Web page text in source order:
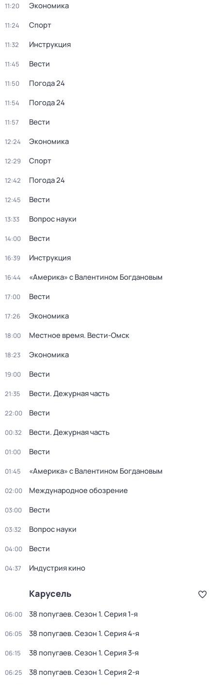
11:20 Экономика
11:24 Спорт
11:32 Инструкция
11:45 Вести
11:50 Погода 24
11:54 Погода 24
11:57 Вести
12:24 Экономика
12:29 Спорт
12:42 Погода 24
12:45 Вести
13:33 Вопрос науки
14:00 Вести
16:39 Инструкция
16:44 «Америка» с Валентином Богдановым
17:00 Вести
17:26 Экономика
18:00 Местное время. Вести-Омск
18:23 Экономика
19:00 Вести
21:35 Вести. Дежурная часть
22:00 Вести
00:32 Вести. Дежурная часть
01:00 Вести
01:45 «Америка» с Валентином Богдановым
02:00 Международное обозрение
03:00 Вести
03:32 Вопрос науки
04:00 Вести
04:37 Индустрия кино
Карусель
06:00 38 попугаев. Сезон 1. Серия 1-я
06:05 38 попугаев. Сезон 1. Серия 4-я
06:15 38 попугаев. Сезон 1. Серия 3-я
06:25 38 попугаев. Сезон 1. Серия 2-я